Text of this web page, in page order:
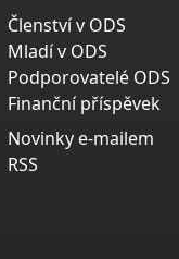
Členství v ODS
Mladí v ODS
Podporovatelé ODS
Finanční příspěvek
Novinky e-mailem
RSS